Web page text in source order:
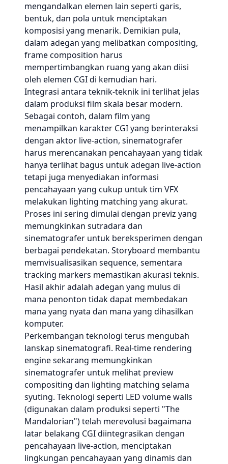
mengandalkan elemen lain seperti garis,
bentuk, dan pola untuk menciptakan
komposisi yang menarik. Demikian pula,
dalam adegan yang melibatkan compositing,
frame composition harus
mempertimbangkan ruang yang akan diisi
oleh elemen CGI di kemudian hari.
Integrasi antara teknik-teknik ini terlihat jelas
dalam produksi film skala besar modern.
Sebagai contoh, dalam film yang
menampilkan karakter CGI yang berinteraksi
dengan aktor live-action, sinematografer
harus merencanakan pencahayaan yang tidak
hanya terlihat bagus untuk adegan live-action
tetapi juga menyediakan informasi
pencahayaan yang cukup untuk tim VFX
melakukan lighting matching yang akurat.
Proses ini sering dimulai dengan previz yang
memungkinkan sutradara dan
sinematografer untuk bereksperimen dengan
berbagai pendekatan. Storyboard membantu
memvisualisasikan sequence, sementara
tracking markers memastikan akurasi teknis.
Hasil akhir adalah adegan yang mulus di
mana penonton tidak dapat membedakan
mana yang nyata dan mana yang dihasilkan
komputer.
Perkembangan teknologi terus mengubah
lanskap sinematografi. Real-time rendering
engine sekarang memungkinkan
sinematografer untuk melihat preview
compositing dan lighting matching selama
syuting. Teknologi seperti LED volume walls
(digunakan dalam produksi seperti "The
Mandalorian") telah merevolusi bagaimana
latar belakang CGI diintegrasikan dengan
pencahayaan live-action, menciptakan
lingkungan pencahayaan yang dinamis dan